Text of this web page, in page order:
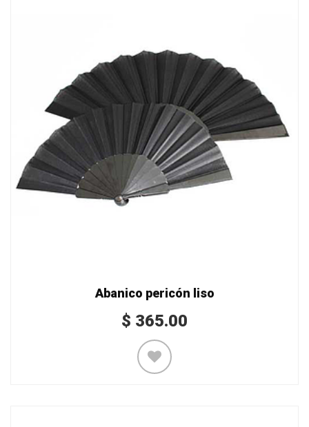
Abanico pericón liso
$ 365.00